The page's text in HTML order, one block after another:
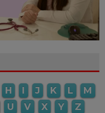
H I J K L
M
U V X Y Z